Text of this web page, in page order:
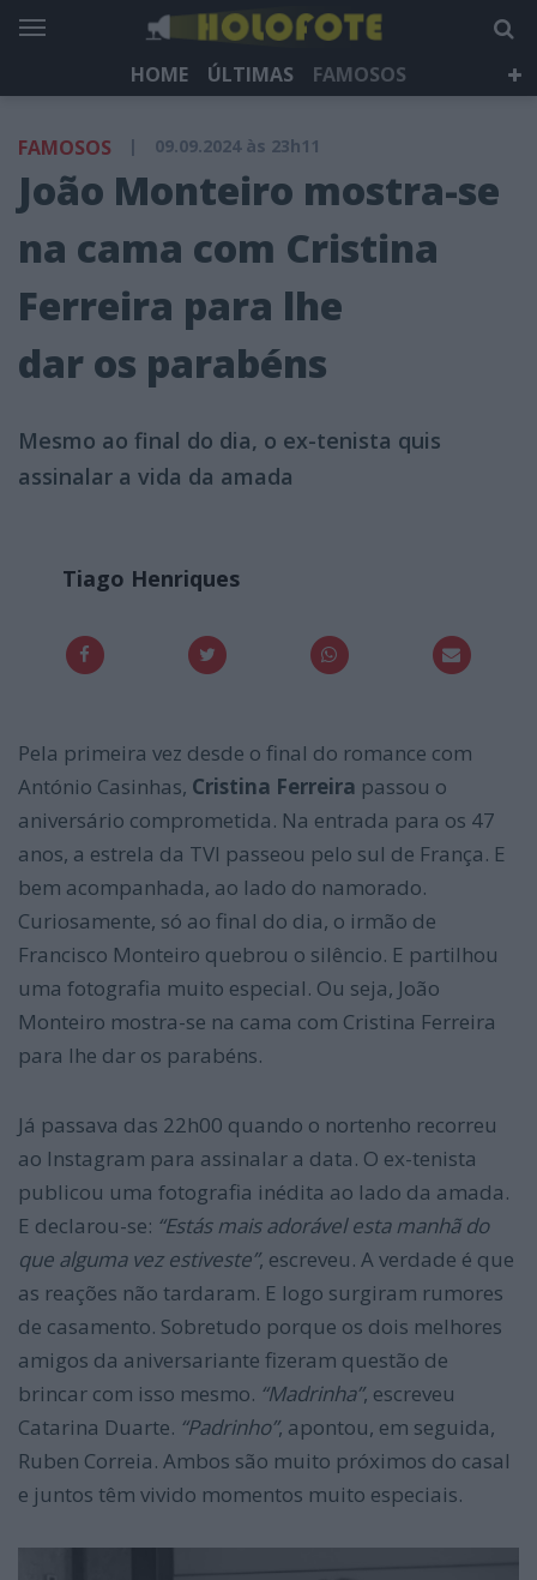
HOME ÚLTIMAS
FAMOSOS
HOLOFOTE TV
NEWSLETTER
FAMOSOS | 09.09.2024 às 23h11
João Monteiro mostra-se
na cama com Cristina
Ferreira para lhe
dar os parabéns
Mesmo ao final do dia, o ex-tenista quis
assinalar a vida da amada
Tiago Henriques
Pela primeira vez desde o final do romance com
António Casinhas, Cristina Ferreira passou o
aniversário comprometida. Na entrada para os 47
anos, a estrela da TVI passeou pelo sul de França. E
bem acompanhada, ao lado do namorado.
Curiosamente, só ao final do dia, o irmão de
Francisco Monteiro quebrou o silêncio. E partilhou
uma fotografia muito especial. Ou seja, João
Monteiro mostra-se na cama com Cristina Ferreira
para lhe dar os parabéns.
Já passava das 22h00 quando o nortenho recorreu
ao Instagram para assinalar a data. O ex-tenista
publicou uma fotografia inédita ao lado da amada.
E declarou-se: “Estás mais adorável esta manhã do
que alguma vez estiveste”, escreveu. A verdade é que
as reações não tardaram. E logo surgiram rumores
de casamento. Sobretudo porque os dois melhores
amigos da aniversariante fizeram questão de
brincar com isso mesmo. “Madrinha”, escreveu
Catarina Duarte. “Padrinho”, apontou, em seguida,
Ruben Correia. Ambos são muito próximos do casal
e juntos têm vivido momentos muito especiais.